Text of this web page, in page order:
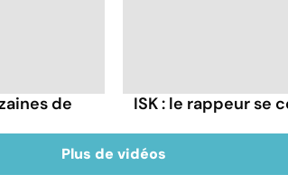
de
ISK : le rappeur se
Plus de vidéos